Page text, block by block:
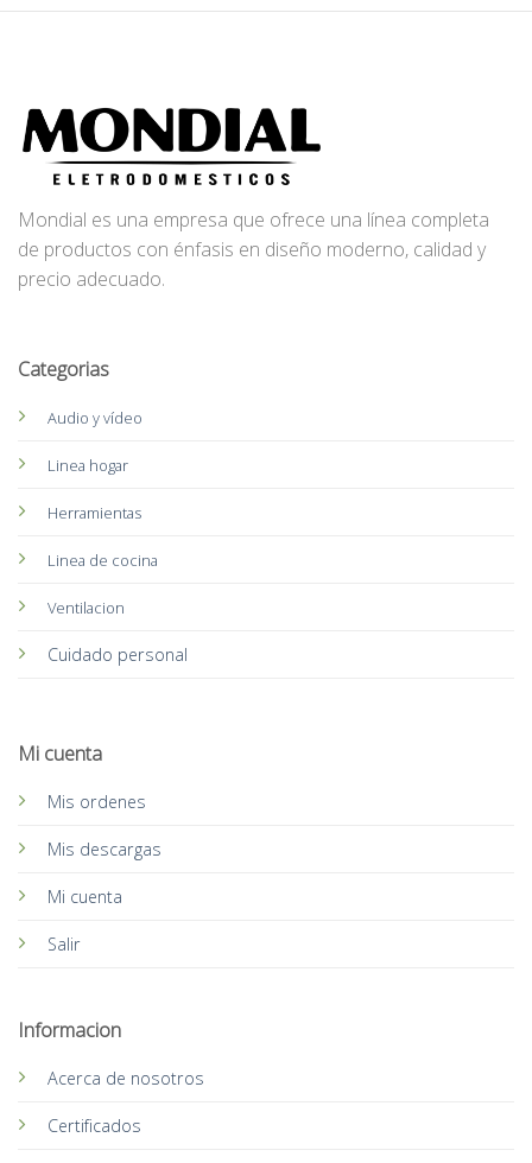
Mondial es una empresa que ofrece una línea completa
de productos con énfasis en diseño moderno, calidad y
precio adecuado.
Mi cuenta
Mis ordenes
Mis descargas
Mi cuenta
Salir
Informacion
Acerca de nosotros
Certificados
Categorias
Audio y vídeo
Linea hogar
Herramientas
Linea de cocina
Ventilacion
Cuidado personal